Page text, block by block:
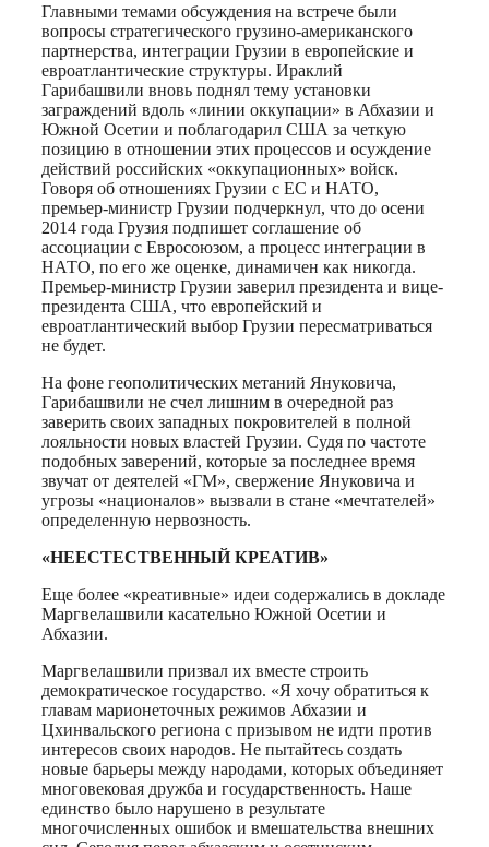
Главными темами обсуждения на встрече были
вопросы стратегического грузино-американского
партнерства, интеграции Грузии в европейские и
евроатлантические структуры. Ираклий
Гарибашвили вновь поднял тему установки
заграждений вдоль «линии оккупации» в Абхазии и
Южной Осетии и поблагодарил США за четкую
позицию в отношении этих процессов и осуждение
действий российских «оккупационных» войск.
Говоря об отношениях Грузии с ЕС и НАТО,
премьер-министр Грузии подчеркнул, что до осени
2014 года Грузия подпишет соглашение об
ассоциации с Евросоюзом, а процесс интеграции в
НАТО, по его же оценке, динамичен как никогда.
Премьер-министр Грузии заверил президента и вице-
президента США, что европейский и
евроатлантический выбор Грузии пересматриваться
не будет.
На фоне геополитических метаний Януковича,
Гарибашвили не счел лишним в очередной раз
заверить своих западных покровителей в полной
лояльности новых властей Грузии. Судя по частоте
подобных заверений, которые за последнее время
звучат от деятелей «ГМ», свержение Януковича и
угрозы «националов» вызвали в стане «мечтателей»
определенную нервозность.
«НЕЕСТЕСТВЕННЫЙ КРЕАТИВ»
Еще более «креативные» идеи содержались в докладе
Маргвелашвили касательно Южной Осетии и
Абхазии.
Маргвелашвили призвал их вместе строить
демократическое государство. «Я хочу обратиться к
главам марионеточных режимов Абхазии и
Цхинвальского региона с призывом не идти против
интересов своих народов. Не пытайтесь создать
новые барьеры между народами, которых объединяет
многовековая дружба и государственность. Наше
единство было нарушено в результате
многочисленных ошибок и вмешательства внешних